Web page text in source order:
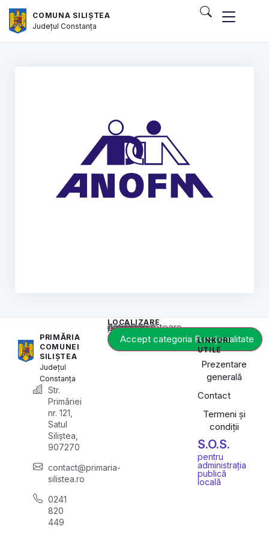
COMUNA SILIȘTEA
JudețulConstanța
PRIMĂRIA
COMUNEI
SILIȘTEA
Județul
Constanța
Str.
Primăriei
nr. 121,
Satul
Siliștea,
907270
contact@primaria-
silistea.ro
0241
820
449
LOCALIZARE
Acest conținut este blocat până când acceptați categoria corespunzătoare de cookie-uri.
Accept categoria Funcționalitate
LINKURI
UTILE
Prezentare
generală
Contact
Termeni și
condiții
S.O.S.
pentru
administrația
publică
locală